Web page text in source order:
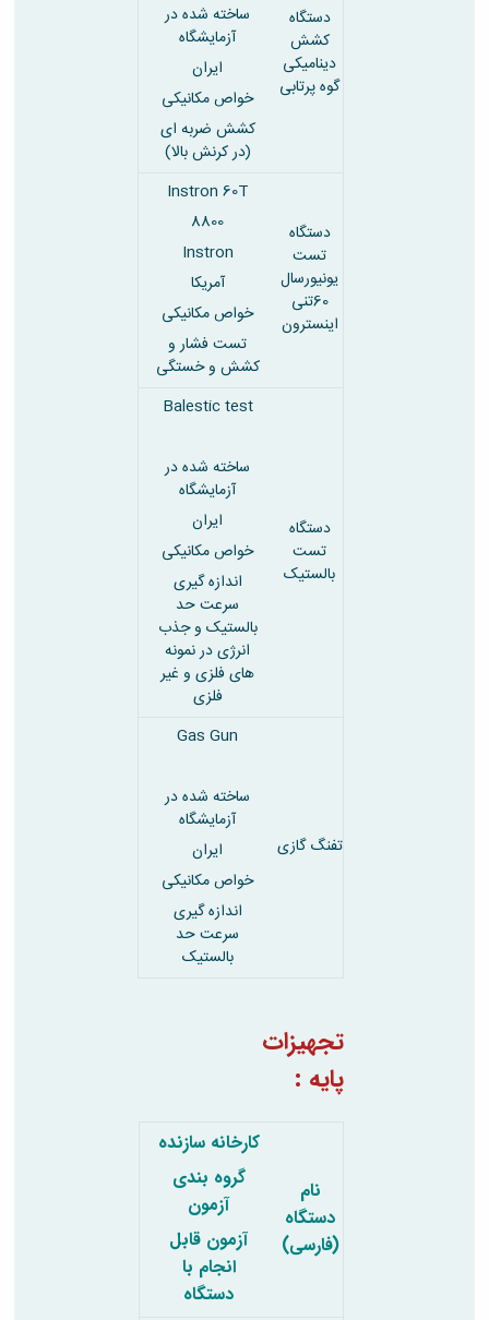
دستگاه
کشش
دینامیکی
گوه پرتابی
ساخته شده در
آزمایشگاه
ایران
خواص مکانیکی
کشش ضربه ای
(در کرنش بالا)
دستگاه
تست
یونیورسال
60تنی
اینسترون
Instron 60T
8800
Instron
آمریکا
خواص مکانیکی
تست فشار و
کشش و خستگی
دستگاه
تست
بالستیک
Balestic test
ساخته شده در
آزمایشگاه
ایران
خواص مکانیکی
اندازه گیری
سرعت حد
بالستیک و جذب
انرژی در نمونه
های فلزی و غیر
فلزی
تفنگ گازی
Gas Gun
ساخته شده در
آزمایشگاه
ایران
خواص مکانیکی
اندازه گیری
سرعت حد
بالستیک
تجهیزات
پایه :
نام
دستگاه
(فارسی)
کارخانه سازنده
گروه بندی
آزمون
آزمون قابل
انجام با
دستگاه